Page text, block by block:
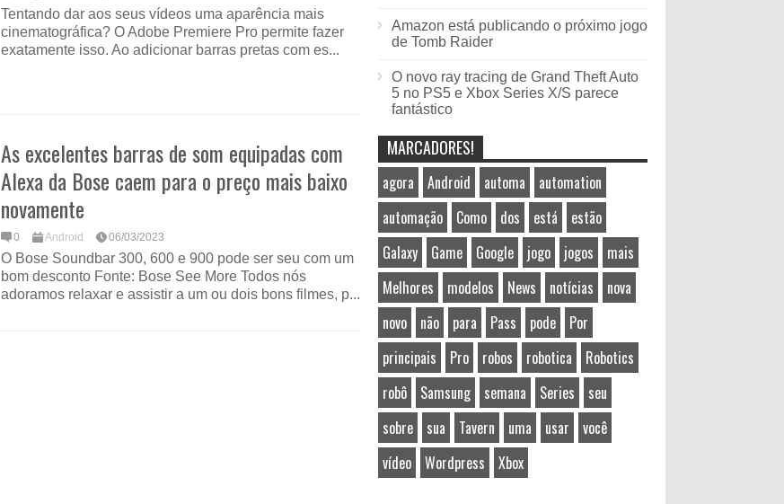
Tentando dar aos seus vídeos uma aparência mais
cinematográfica? O Adobe Premiere Pro permite fazer
exatamente isso. Ao adicionar barras pretas com es...
As excelentes barras de som equipadas com
Alexa da Bose caem para o preço mais baixo
novamente
0 Android 06/03/2023
O Bose Soundbar 300, 600 e 900 pode ser seu com um
bom desconto Fonte: Bose See More Todos nós
adoramos relaxar e assistir a um ou dois bons filmes, p...
Amazon está publicando o próximo jogo
de Tomb Raider
O novo ray tracing de Grand Theft Auto
5 no PS5 e Xbox Series X/S parece
fantástico
MARCADORES!
agora Android automa
automation
automação
Como dos está
estão
Galaxy
Game Google jogo jogos
mais
Melhores
modelos News notícias
nova
novo
não para Pass pode
Por
principais
Pro robos robotica
Robotics
robô
Samsung semana Series
seu
sobre
sua Tavern uma usar
você
vídeo
Wordpress Xbox